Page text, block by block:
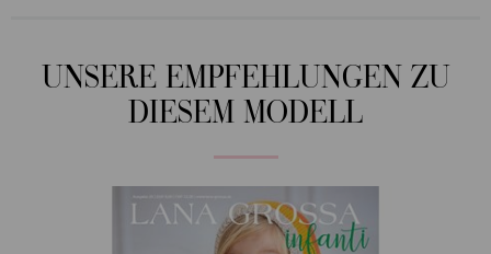
UNSERE EMPFEHLUNGEN ZU
DIESEM MODELL